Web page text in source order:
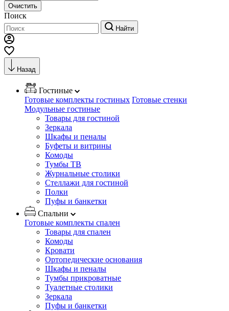
Очистить
Поиск
Найти
Назад
Гостиные
Готовые комплекты гостиных Готовые стенки
Модульные гостиные
Товары для гостиной
Зеркала
Шкафы и пеналы
Буфеты и витрины
Комоды
Тумбы ТВ
Журнальные столики
Стеллажи для гостиной
Полки
Пуфы и банкетки
Спальни
Готовые комплекты спален
Товары для спален
Комоды
Кровати
Ортопедические основания
Шкафы и пеналы
Тумбы прикроватные
Туалетные столики
Зеркала
Пуфы и банкетки